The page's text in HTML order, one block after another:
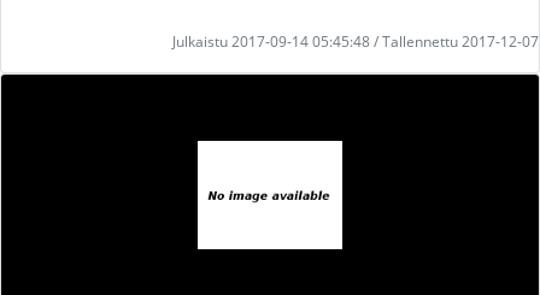
Julkaistu 2017-09-14 05:45:48 / Tallennettu 2017-12-07